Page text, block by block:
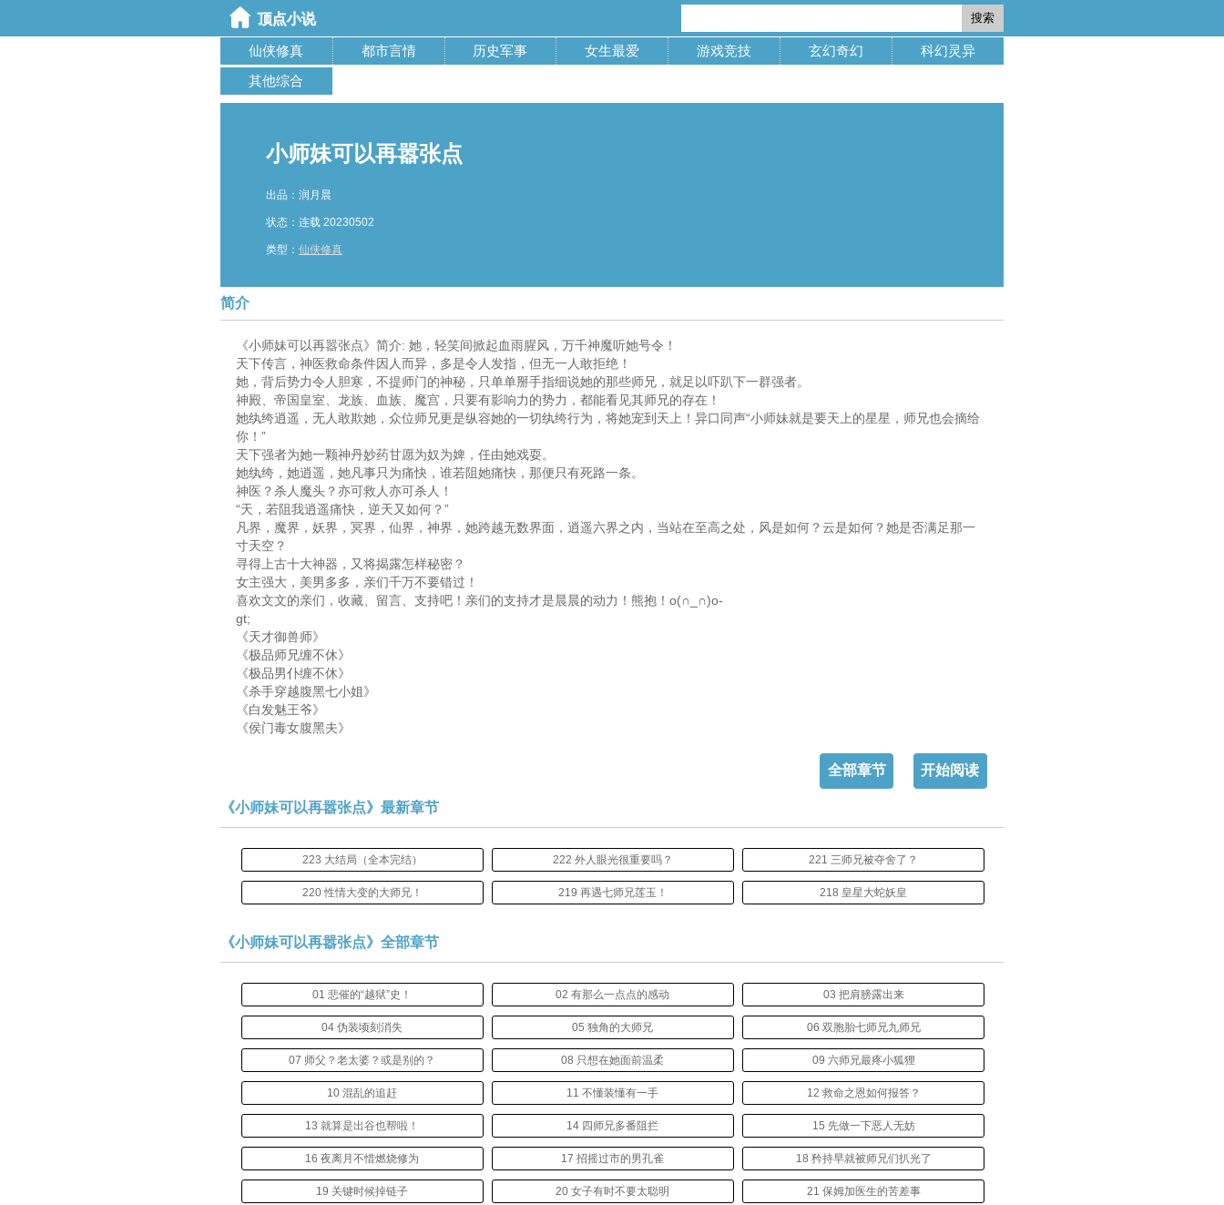
搜索
仙侠修真 都市言情 历史军事 女生最爱 游戏竞技 玄幻奇幻
科幻灵异
其他综合
小师妹可以再嚣张点
出品：润月晨
状态：连载 20230502
类型：仙侠修真
简介
《小师妹可以再嚣张点》简介: 她，轻笑间掀起血雨腥风，万千神魔听她号令！
天下传言，神医救命条件因人而异，多是令人发指，但无一人敢拒绝！
她，背后势力令人胆寒，不提师门的神秘，只单单掰手指细说她的那些师兄，就足以吓趴下一群强者。
神殿、帝国皇室、龙族、血族、魔宫，只要有影响力的势力，都能看见其师兄的存在！
她纨绔逍遥，无人敢欺她，众位师兄更是纵容她的一切纨绔行为，将她宠到天上！异口同声“小师妹就是要天上的星星，师兄也会摘给
你！”
天下强者为她一颗神丹妙药甘愿为奴为婢，任由她戏耍。
她纨绔，她逍遥，她凡事只为痛快，谁若阻她痛快，那便只有死路一条。
神医？杀人魔头？亦可救人亦可杀人！
“天，若阻我逍遥痛快，逆天又如何？”
凡界，魔界，妖界，冥界，仙界，神界，她跨越无数界面，逍遥六界之内，当站在至高之处，风是如何？云是如何？她是否满足那一
寸天空？
寻得上古十大神器，又将揭露怎样秘密？
女主强大，美男多多，亲们千万不要错过！
喜欢文文的亲们，收藏、留言、支持吧！亲们的支持才是晨晨的动力！熊抱！o(∩_∩)o-
gt;
《天才御兽师》
《极品师兄缠不休》
《极品男仆缠不休》
《杀手穿越腹黑七小姐》
《白发魅王爷》
《侯门毒女腹黑夫》
开始阅读
全部章节
《小师妹可以再嚣张点》最新章节
223 大结局（全本完结） 222 外人眼光很重要吗？ 221 三师兄被夺舍了？
220 性情大变的大师兄！ 219 再遇七师兄莲玉！ 218 皇星大蛇妖皇
《小师妹可以再嚣张点》全部章节
01 悲催的“越狱”史！ 02 有那么一点点的感动 03 把肩膀露出来
04 伪装顷刻消失 05 独角的大师兄 06 双胞胎七师兄九师兄
07 师父？老太婆？或是别的？ 08 只想在她面前温柔 09 六师兄最疼小狐狸
10 混乱的追赶 11 不懂装懂有一手 12 救命之恩如何报答？
13 就算是出谷也帮啦！ 14 四师兄多番阻拦 15 先做一下恶人无妨
16 夜离月不惜燃烧修为 17 招摇过市的男孔雀 18 矜持早就被师兄们扒光了
19 关键时候掉链子 20 女子有时不要太聪明 21 保姆加医生的苦差事